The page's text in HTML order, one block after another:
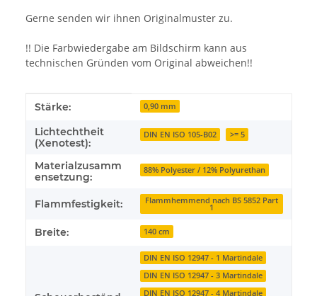
Gerne senden wir ihnen Originalmuster zu.
!! Die Farbwiedergabe am Bildschirm kann aus
technischen Gründen vom Original abweichen!!
Produkteigenschaft
Wert
Stärke: 0,90 mm
Lichtechtheit
(Xenotest):
DIN EN ISO 105-B02 >= 5
Materialzusamm
ensetzung:
88% Polyester / 12% Polyurethan
Flammfestigkeit: Flammhemmend nach BS 5852 Part
1
Breite: 140 cm
DIN EN ISO 12947 - 1 Martindale
DIN EN ISO 12947 - 3 Martindale
DIN EN ISO 12947 - 4 Martindale